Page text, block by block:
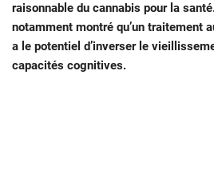
raisonnable du cannabis pour la
notamment montré qu’un traitement
a le potentiel d’inverser le
capacités cognitives.